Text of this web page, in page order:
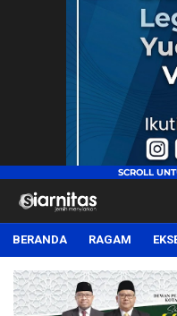
siarnitas
Jernih Menyiarkan
BERANDA RAGAM